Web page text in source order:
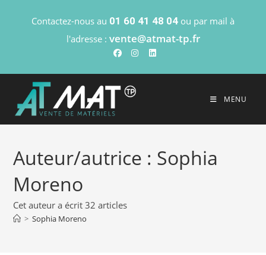
Contactez-nous au 01 60 41 48 04 ou par mail à
l'adresse : vente@atmat-tp.fr
MENU
Auteur/autrice : Sophia
Moreno
Cet auteur a écrit 32 articles
> Sophia Moreno